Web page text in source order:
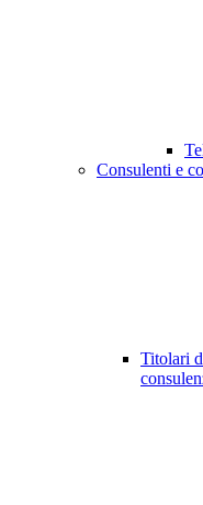
Consulenti e
Titolari